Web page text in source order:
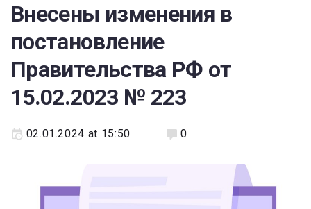
Внесены изменения в
постановление
Правительства РФ от
15.02.2023 № 223
02.01.2024 at 15:50 0